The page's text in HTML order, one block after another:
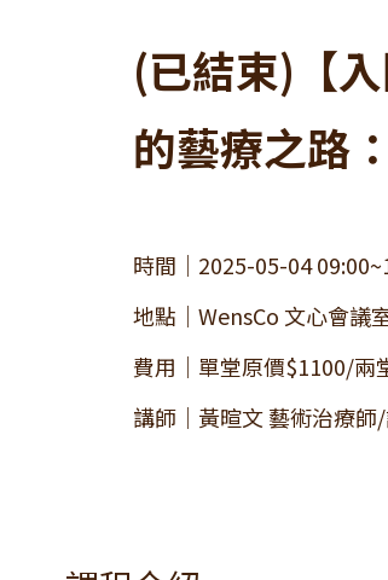
(已結束)【
的藝療之路
時間｜2025-05-04
地點｜WensCo 文心會議
費用｜單堂原價$1100/兩
講師｜黃暄文 藝術治療